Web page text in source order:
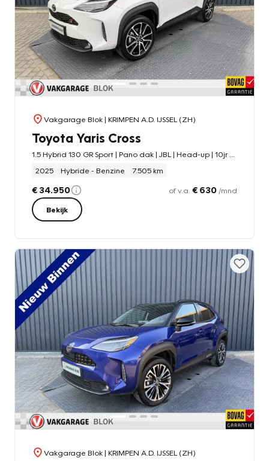
Vakgarage Blok| KRIMPEN A.D. IJSSEL (ZH)
Toyota Yaris Cross
2025
Hybride - Benzine 7.505 km
€ 34.950 of v.a. € 630 /mnd
Bekijk
Vakgarage Blok| KRIMPEN A.D. IJSSEL (ZH)